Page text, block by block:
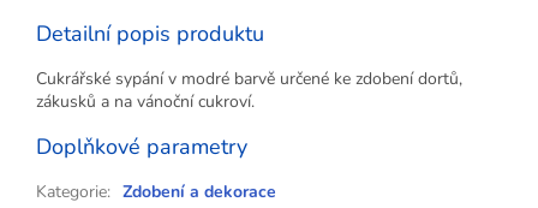
Detailní popis produktu
Cukrářské sypání v modré barvě určené ke zdobení dortů,
zákusků a na vánoční cukroví.
Doplňkové parametry
Kategorie: Zdobení a dekorace